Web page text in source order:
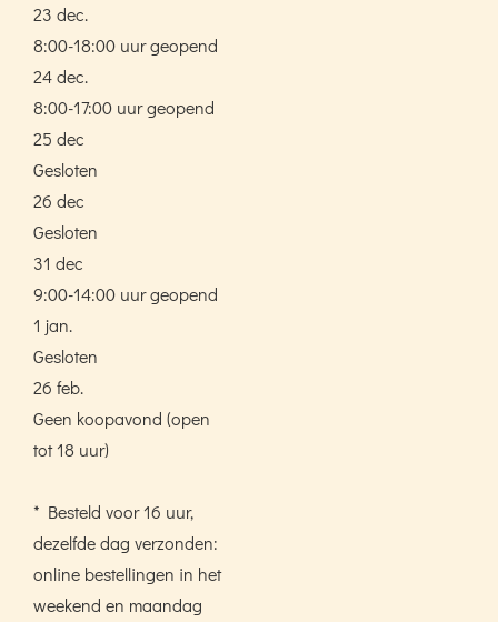
23 dec.
8:00-18:00 uur geopend
24 dec.
8:00-17:00 uur geopend
25 dec
Gesloten
26 dec
Gesloten
31 dec
9:00-14:00 uur geopend
1 jan.
Gesloten
26 feb.
Geen koopavond (open
tot 18 uur)
* Besteld voor 16 uur,
dezelfde dag verzonden:
online bestellingen in het
weekend en maandag